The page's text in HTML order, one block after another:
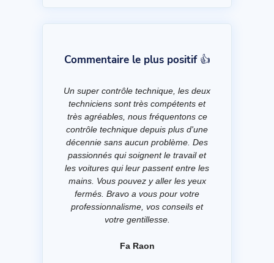
Commentaire le plus positif 👍
Un super contrôle technique, les deux
techniciens sont très compétents et
très agréables, nous fréquentons ce
contrôle technique depuis plus d'une
décennie sans aucun problème. Des
passionnés qui soignent le travail et
les voitures qui leur passent entre les
mains. Vous pouvez y aller les yeux
fermés. Bravo a vous pour votre
professionnalisme, vos conseils et
votre gentillesse.
Fa Raon